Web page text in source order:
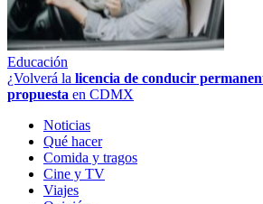
Educación
¿Volverá la licencia de conducir
propuesta en CDMX
Noticias
Qué hacer
Comida y tragos
Cine y TV
Viajes